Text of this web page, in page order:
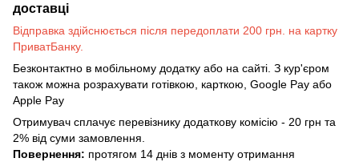
доставці
Відправка здійснюється після передоплати 200 грн. на картку
ПриватБанку.
Безконтактно в мобільному додатку або на сайті. З кур'єром
також можна розрахувати готівкою, карткою, Google Pay або
Apple Pay
Отримувач сплачує перевізнику додаткову комісію - 20 грн та
2% від суми замовлення.
Повернення: протягом 14 днів з моменту отримання